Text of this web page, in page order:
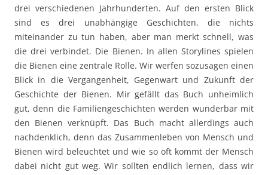
drei verschiedenen Jahrhunderten. Auf den ersten Blick
sind es drei unabhängige Geschichten, die nichts
miteinander zu tun haben, aber man merkt schnell, was
die drei verbindet. Die Bienen. In allen Storylines spielen
die Bienen eine zentrale Rolle. Wir werfen sozusagen einen
Blick in die Vergangenheit, Gegenwart und Zukunft der
Geschichte der Bienen. Mir gefällt das Buch unheimlich
gut, denn die Familiengeschichten werden wunderbar mit
den Bienen verknüpft. Das Buch macht allerdings auch
nachdenklich, denn das Zusammenleben von Mensch und
Bienen wird beleuchtet und wie so oft kommt der Mensch
dabei nicht gut weg. Wir sollten endlich lernen, dass wir